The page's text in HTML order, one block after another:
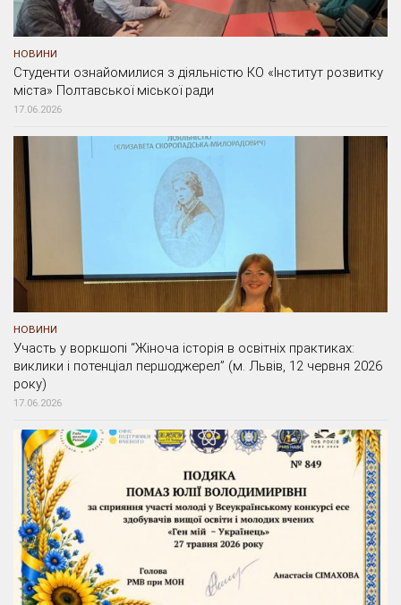
НОВИНИ
Студенти ознайомилися з діяльністю КО «Інститут розвитку
міста» Полтавської міської ради
17.06.2026
НОВИНИ
Участь у воркшопі “Жіноча історія в освітніх практиках:
виклики і потенціал першоджерел” (м. Львів, 12 червня 2026
року)
17.06.2026